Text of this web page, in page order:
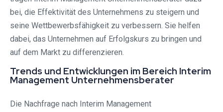
bei, die Effektivität des Unternehmens zu steigern und
seine Wettbewerbsfähigkeit zu verbessern. Sie helfen
dabei, das Unternehmen auf Erfolgskurs zu bringen und
auf dem Markt zu differenzieren.
Trends und Entwicklungen im Bereich Interim
Management Unternehmensberater
Die Nachfrage nach Interim Management